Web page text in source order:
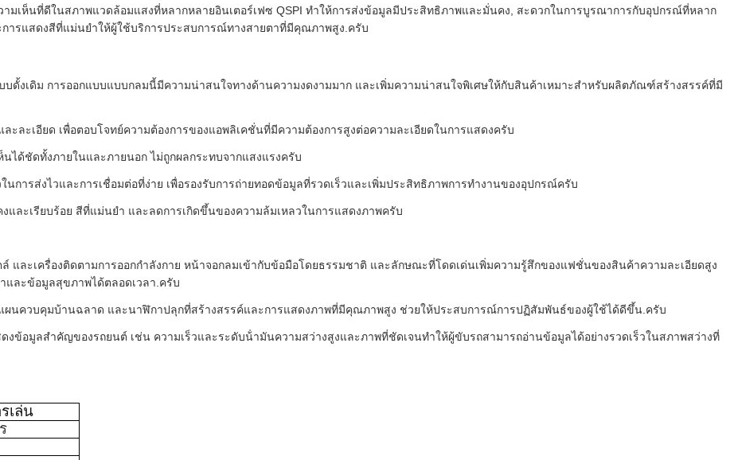
มเห็นที่ดีในสภาพแวดล้อมแสงที่หลากหลายอินเตอร์เฟซ QSPI ทําให้การส่งข้อมูลมีประสิทธิภาพและมั่นคง, สะดวกในการบูรณาการกับอุปกรณ์ที่หลาก
ารแสดงสีที่แม่นยําให้ผู้ใช้บริการประสบการณ์ทางสายตาที่มีคุณภาพสูง. ครับ
บดั้งเดิม การออกแบบแบบกลมนี้มีความน่าสนใจทางด้านความงดงามมาก และเพิ่มความน่าสนใจพิเศษให้กับสินค้าเหมาะสําหรับผลิตภัณฑ์สร้างสรรค์ที่มี
ะละเอียด เพื่อตอบโจทย์ความต้องการของแอพลิเคชั่นที่มีความต้องการสูงต่อความละเอียดในการแสดงครับ
นได้ชัดทั้งภายในและภายนอก ไม่ถูกผลกระทบจากแสงแรงครับ
ในการส่งไวและการเชื่อมต่อที่ง่าย เพื่อรองรับการถ่ายทอดข้อมูลที่รวดเร็วและเพิ่มประสิทธิภาพการทํางานของอุปกรณ์ครับ
ละเรียบร้อย สีที่แม่นยํา และลดการเกิดขึ้นของความล้มเหลวในการแสดงภาพครับ
และเครื่องติดตามการออกกําลังกาย หน้าจอกลมเข้ากับข้อมือโดยธรรมชาติ และลักษณะที่โดดเด่นเพิ่มความรู้สึกของแฟชั่นของสินค้าความละเอียดสูง
และข้อมูลสุขภาพได้ตลอดเวลา. ครับ
นควบคุมบ้านฉลาด และนาฬิกาปลุกที่สร้างสรรค์และการแสดงภาพที่มีคุณภาพสูง ช่วยให้ประสบการณ์การปฏิสัมพันธ์ของผู้ใช้ได้ดีขึ้น. ครับ
งข้อมูลสําคัญของรถยนต์ เช่น ความเร็วและระดับน้ํามันความสว่างสูงและภาพที่ชัดเจนทําให้ผู้ขับรถสามารถอ่านข้อมูลได้อย่างรวดเร็วในสภาพสว่างที่
เล่น